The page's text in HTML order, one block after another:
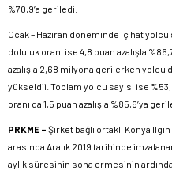
%70,9’a geriledi.
Ocak – Haziran döneminde iç hat yolcu
doluluk oranı ise 4,8 puan azalışla
azalışla 2,68 milyona gerilerken yolcu
yükseldii. Toplam yolcu sayısı ise
oranı da 1,5 puan azalışla %85,6’ya
PRKME – Şirket bağlı ortaklı Konya
arasında Aralık 2019 tarihinde
aylık süresinin sona ermesinin